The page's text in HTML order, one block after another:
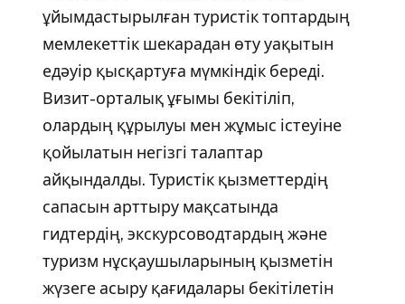
ұйымдастырылған туристік топтардың
мемлекеттік шекарадан өту уақытын
едәуір қысқартуға мүмкіндік береді.
Визит-орталық ұғымы бекітіліп,
олардың құрылуы мен жұмыс істеуіне
қойылатын негізгі талаптар
айқындалды. Туристік қызметтердің
сапасын арттыру мақсатында
гидтердің, экскурсоводтардың және
туризм нұсқаушыларының қызметін
жүзеге асыру қағидалары бекітілетін